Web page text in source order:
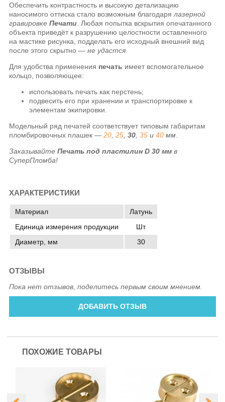
Обеспечить контрастность и высокую детализацию
наносимого оттиска стало возможным благодарялазерной
гравировкеПечати . Любая попытка вскрытия опечатанного
объекта приведёт к разрушению целостности оставленного
на мастике рисунка, подделать его исходный внешний вид
после этого скрытно —не удастся
Для удобства применения печать имеет вспомогательное
кольцо, позволяющее:
использовать печать как перстень;
подвесить его при хранении и транспортировке к
элементам экипировки.
Модельный ряд печатей соответствует типовым габаритам
пломбировочных плашек —20 ,25 ,30 ,35 и40 мм
ЗаказывайтеПечать под пластилин D 30 мм в
СуперПломба!
ХАРАКТЕРИСТИКИ
Материал
Латунь
Единица измерения продукции
Шт
Диаметр, мм
30
ОТЗЫВЫ
Пока нет отзывов, поделитесь первым своим мнением.
ДОБАВИТЬ ОТЗЫВ
ПОХОЖИЕ ТОВАРЫ